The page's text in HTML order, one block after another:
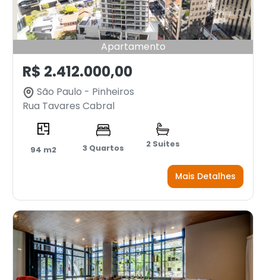
Apartamento
R$ 2.412.000,00
São Paulo - Pinheiros
Rua Tavares Cabral
94 m2 3 Quartos 2 Suites
Mais Detalhes